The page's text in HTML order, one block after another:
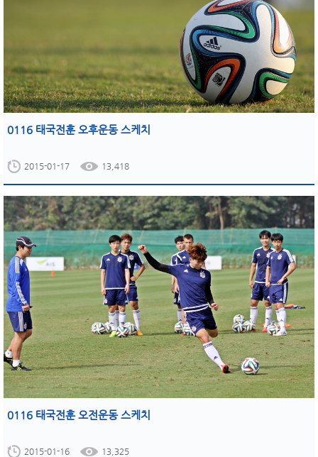
0116 태국전훈 오후운동 스케치
2015-01-17 13,418
0116 태국전훈 오전운동 스케치
2015-01-16 13,325